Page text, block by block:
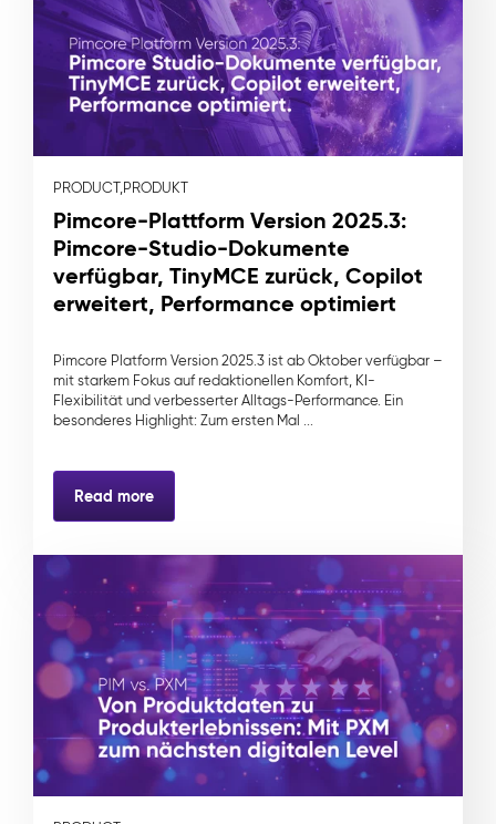
PRODUCT,PRODUKT
Pimcore-Plattform Version 2025.3:
Pimcore-Studio-Dokumente
verfügbar, TinyMCE zurück, Copilot
erweitert, Performance optimiert
Pimcore Platform Version 2025.3 ist ab Oktober verfügbar –
mit starkem Fokus auf redaktionellen Komfort, KI-
Flexibilität und verbesserter Alltags-Performance. Ein
besonderes Highlight: Zum ersten Mal ...
Read more